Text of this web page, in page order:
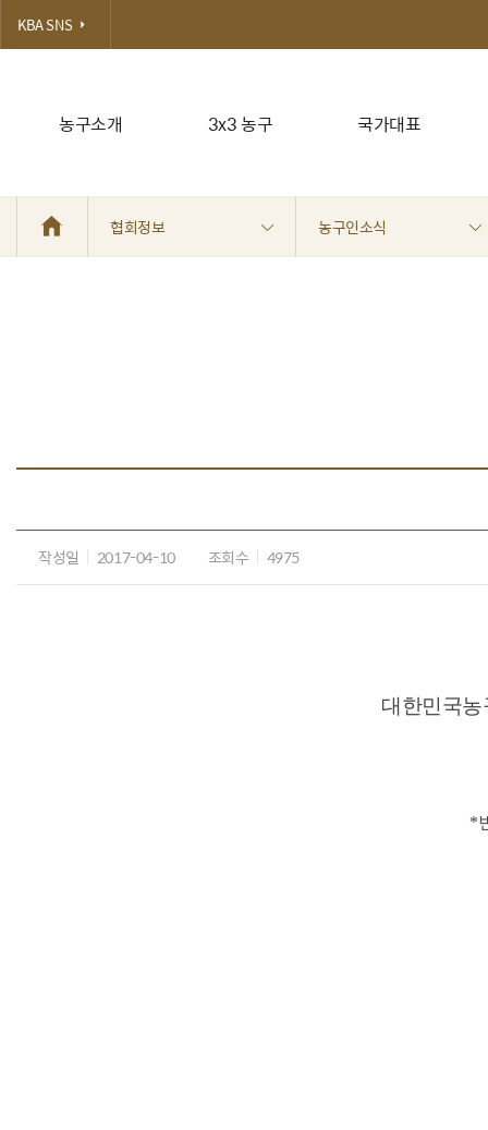
농구소개 3x3 농구 국가대표
KBA SNS
협회정보 농구인소식
작성일 2017-04-10 조회수 4975
대한민국
*